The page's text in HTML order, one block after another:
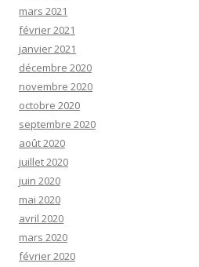
mars 2021
février 2021
janvier 2021
décembre 2020
novembre 2020
octobre 2020
septembre 2020
août 2020
juillet 2020
juin 2020
mai 2020
avril 2020
mars 2020
février 2020